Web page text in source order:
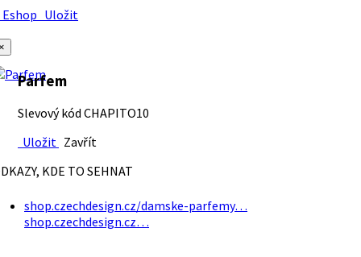
Uložit
Parfem
Slevový kód CHAPITO10
Uložit Zavřít
KDE TO SEHNAT
shop.czechdesign.cz/damske-parfemy…
shop.czechdesign.cz…